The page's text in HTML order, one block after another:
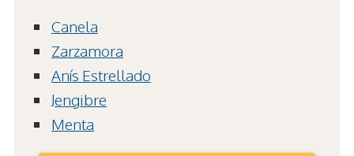
Canela
Zarzamora
Anís Estrellado
Jengibre
Menta